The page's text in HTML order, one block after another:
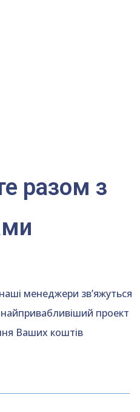
разом з
менеджери зв’яжуться
проект
Ваших коштів